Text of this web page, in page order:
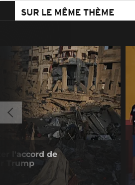
SUR LE MÊME THÈME
l'accord de
Trump